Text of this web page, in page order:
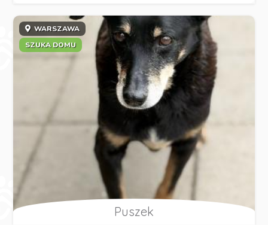
WARSZAWA
SZUKA DOMU
Puszek